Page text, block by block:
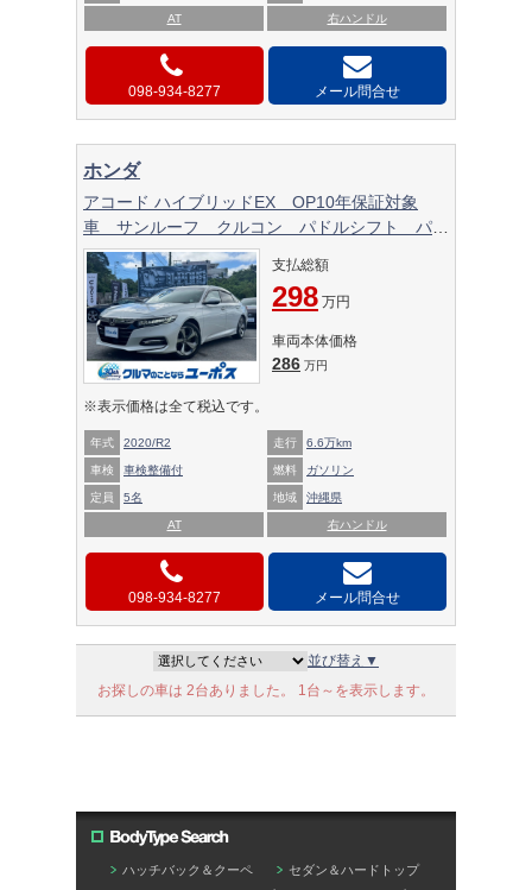
AT 右ハンドル
098-934-8277 メール問合せ
ホンダ
アコード ハイブリッドEX OP10年保証対象
車 サンルーフ クルコン パドルシフト パワ
ーシート シートヒーター HUD ステアスイ
ッチ
支払総額
298 万円
車両本体価格
286 万円
※表示価格は全て税込です。
年式 2020/R2 走行 6.6万km
車検 車検整備付 燃料 ガソリン
定員 5名 地域 沖縄県
AT 右ハンドル
098-934-8277 メール問合せ
並び替え▼
お探しの車は 2台ありました。 1台～を表示します。
ハッチバック＆クーペ
セダン＆ハードトップ